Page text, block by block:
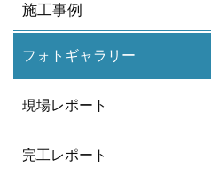
施工事例
フォトギャラリー
現場レポート
完工レポート